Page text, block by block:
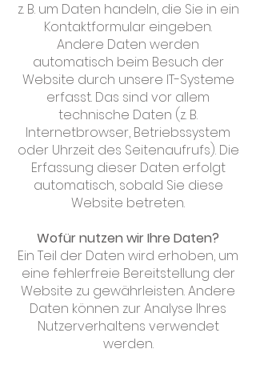
z. B. um Daten handeln, die Sie in ein
Kontaktformular eingeben.
Andere Daten werden
automatisch beim Besuch der
Website durch unsere IT-Systeme
erfasst. Das sind vor allem
technische Daten (z. B.
Internetbrowser, Betriebssystem
oder Uhrzeit des Seitenaufrufs). Die
Erfassung dieser Daten erfolgt
automatisch, sobald Sie diese
Website betreten.
Wofür nutzen wir Ihre Daten?
Ein Teil der Daten wird erhoben, um
eine fehlerfreie Bereitstellung der
Website zu gewährleisten. Andere
Daten können zur Analyse Ihres
Nutzerverhaltens verwendet
werden.